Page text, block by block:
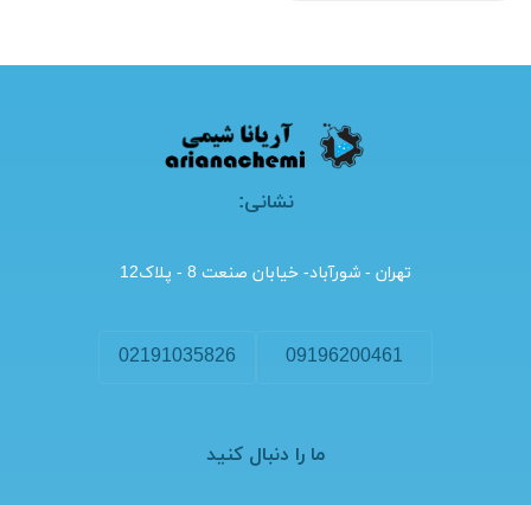
نشانی:
تهران - شورآباد- خیابان صنعت 8 - پلاک12
09196200461
02191035826
ما را دنبال کنید